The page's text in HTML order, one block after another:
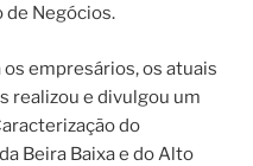
de Negócios.
empresários, os atuais
realizou e divulgou um
do
Beira Baixa e do Alto